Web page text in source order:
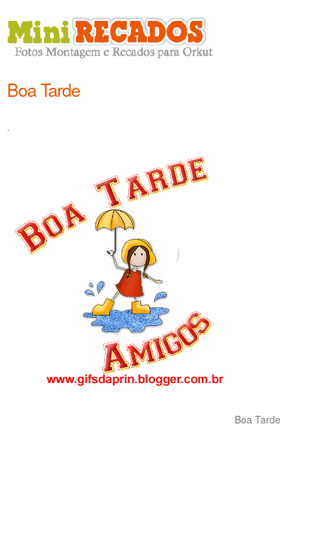
Boa Tarde
.
Boa Tarde